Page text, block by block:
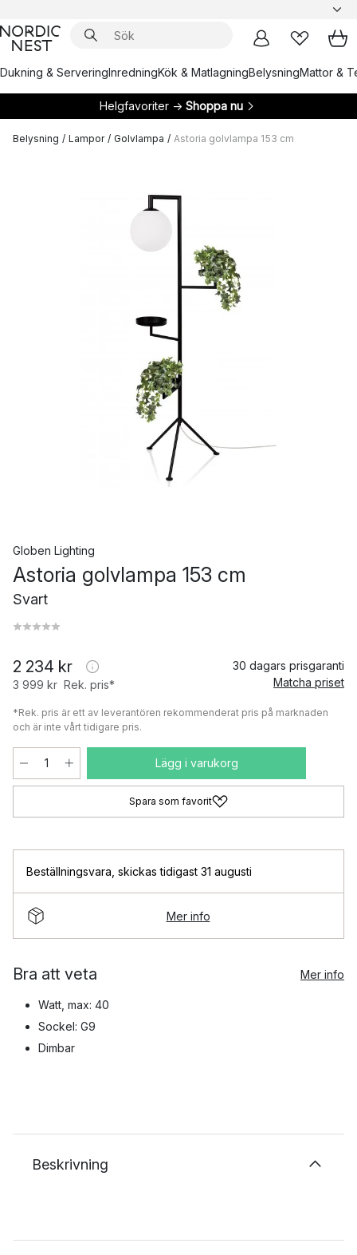
Dukning & ServeringInredningKök & MatlagningBelysningMattor &
Helgfavoriter → Shoppa nu
Belysning / Lampor / Golvlampa / Astoria golvlampa 153 cm
Globen Lighting
Astoria golvlampa 153 cm
Svart
2 234 kr
3 999 kr Rek. pris*
30 dagars prisgaranti
Matcha priset
*Rek. pris är ett av leverantören rekommenderat pris på marknaden
och är inte vårt tidigare pris.
Lägg i varukorg
Spara som favorit
Beställningsvara skickas tidigast 31 augusti
Mer info
Bra att veta Mer info
Watt, max: 40
Sockel: G9
Dimbar
Beskrivning